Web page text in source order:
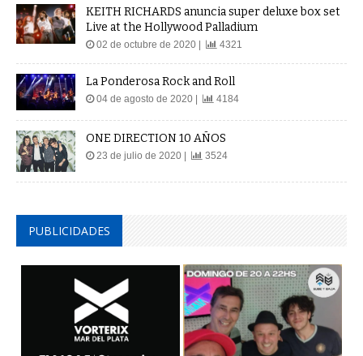
KEITH RICHARDS anuncia super deluxe box set
Live at the Hollywood Palladium
02 de octubre de 2020 | 4321
La Ponderosa Rock and Roll
04 de agosto de 2020 | 4184
ONE DIRECTION 10 AÑOS
23 de julio de 2020 | 3524
PUBLICIDADES